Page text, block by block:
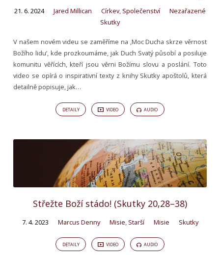
21. 6. 2024 Jared Millican Církev, Společenství
Nezařazené
Skutky
V našem novém videu se zaměříme na ‚Moc Ducha skrze věrnost
Božího lidu‘, kde prozkoumáme, jak Duch Svatý působí a posiluje
komunitu věřících, kteří jsou věrni Božímu slovu a poslání. Toto
video se opírá o inspirativní texty z knihy Skutky apoštolů, která
detailně popisuje, jak…
DETAILY VIDEO AUDIO
Střežte Boží stádo! (Skutky 20,28–38)
7. 4. 2023 Marcus Denny Misie, Starší Misie Skutky
DETAILY VIDEO AUDIO